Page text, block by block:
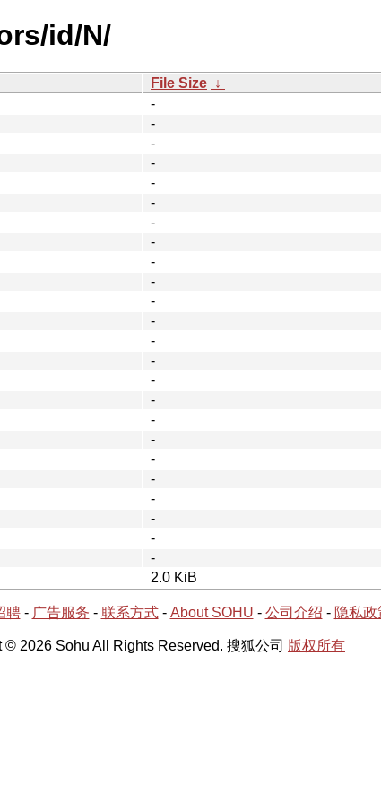
id/N/
File Size ↓
-
-
-
-
-
-
-
-
-
-
-
-
-
-
-
-
-
-
-
-
-
-
-
-
2.0 KiB
聘- 广告服务 - 联系方式- About SOHU - 公司介绍 - 隐私政
© 2026 Sohu All Rights Reserved. 搜狐公司 版权所有